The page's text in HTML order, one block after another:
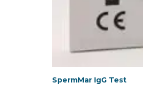
SpermMar IgG Test